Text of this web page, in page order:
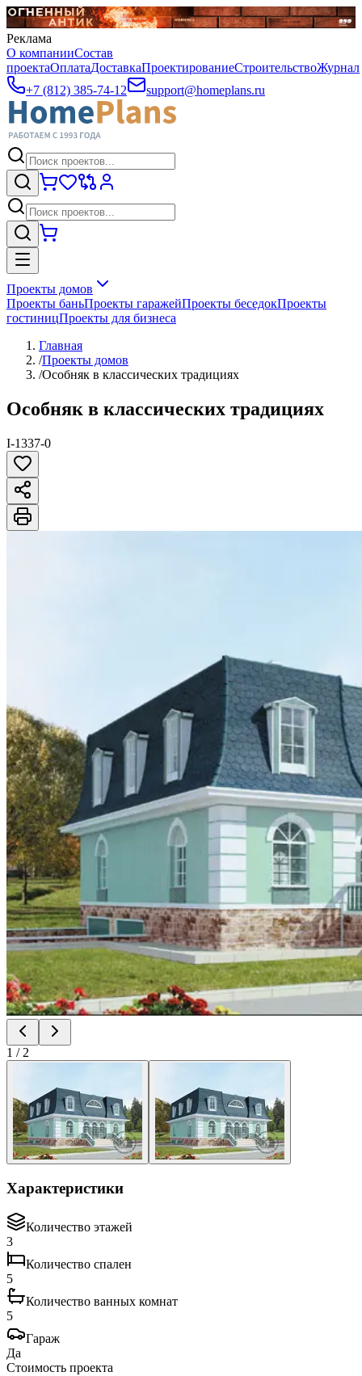
Реклама
О компанииСостав
проектаОплатаДоставкаПроектированиеСтроительствоЖурнал
+7 (812) 385-74-12
support@homeplans.ru
Проекты домов
Проекты баньПроекты гаражейПроекты беседокПроекты
гостиницПроекты для бизнеса
Главная
/Проекты домов
/Особняк в классических традициях
Особняк в классических традициях
I-1337-0
1 / 2
Характеристики
Количество этажей
3
Количество спален
5
Количество ванных комнат
5
Гараж
Да
Стоимость проекта